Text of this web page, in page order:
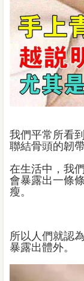
我們平常所看
聯結骨頭的韌
在生活中，我
會暴露出一條
瘦。
所以人們就認
暴露出體外。